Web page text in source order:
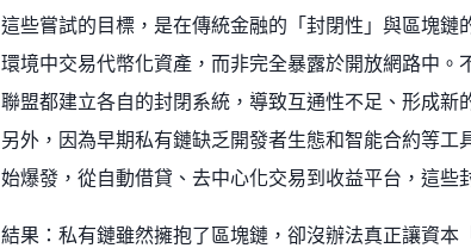
這些嘗試的目標，是在傳統金融的「封閉性」與區塊
環境中交易代幣化資產，而非完全暴露於開放網路中。
聯盟都建立各自的封閉系統，導致互通性不足、形成新
另外，因為早期私有鏈缺乏開發者生態和智能合約等工
始爆發，從自動借貸、去中心化交易到收益平台，這些
結果：私有鏈雖然擁抱了區塊鏈，卻沒辦法真正讓資本